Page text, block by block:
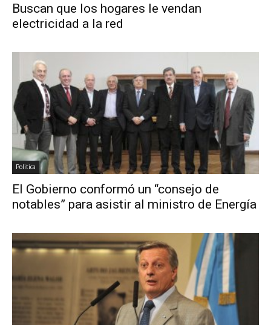
Buscan que los hogares le vendan
electricidad a la red
Politica
El Gobierno conformó un “consejo de
notables” para asistir al ministro de Energía